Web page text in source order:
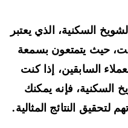
السكنية، الذي يعتبر
حيث يتمتعون بسمعة
السابقين، إذا كنت
فإنه يمكنك
النتائج المثالية.